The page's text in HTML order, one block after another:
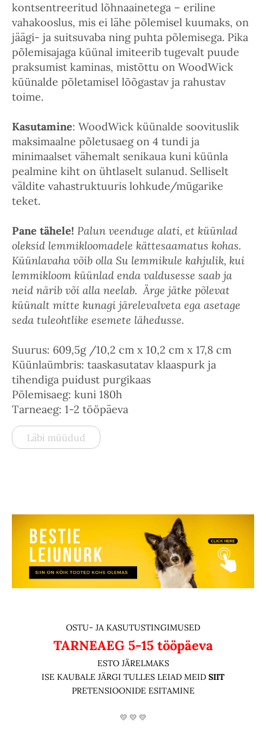
kontsentreeritud lõhnaainetega – eriline
vahakooslus, mis ei lähe põlemisel kuumaks, on
jäägi- ja suitsuvaba ning puhta põlemisega. Pika
põlemisajaga küünal imiteerib tugevalt puude
praksumist kaminas, mistõttu on WoodWick
küünalde põletamisel lõõgastav ja rahustav
toime.
Kasutamine: WoodWick küünalde soovituslik
maksimaalne põletusaeg on 4 tundi ja
minimaalset vähemalt senikaua kuni küünla
pealmine kiht on ühtlaselt sulanud. Selliselt
väldite vahastruktuuris lohkude/mügarike
teket.
Pane tähele! Palun veenduge alati, et küünlad
oleksid lemmikloomadele kättesaamatus kohas.
Küünlavaha võib olla Su lemmikule kahjulik, kui
lemmikloom küünlad enda valdusesse saab ja
neid närib või alla neelab. Ärge jätke põlevat
küünalt mitte kunagi järelevalveta ega asetage
seda tuleohtlike esemete lähedusse.
Suurus: 609,5g /10,2 cm x 10,2 cm x 17,8 cm
Küünlaümbris: taaskasutatav klaaspurk ja
tihendiga puidust purgikaas
Põlemisaeg: kuni 180h
Tarneaeg: 1-2 tööpäeva
Läbi müüdud
OSTU- JA KASUTUSTINGIMUSED
TARNEAEG 5-15 tööpäeva
ESTO JÄRELMAKS
ISE KAUBALE JÄRGI TULLES LEIAD MEID SIIT
PRETENSIOONIDE ESITAMINE
💛 💛 💛